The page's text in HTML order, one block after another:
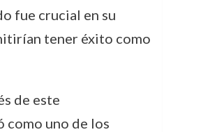
fue crucial en su
tener éxito como
de este
como uno de los